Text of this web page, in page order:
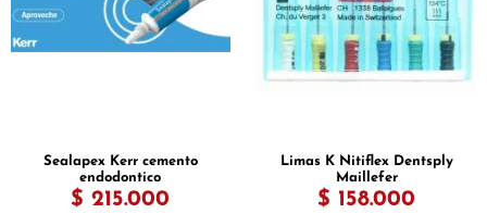
Sealapex Kerr cemento
endodontico
$ 215.000
Limas K Nitiflex Dentsply
Maillefer
$ 158.000